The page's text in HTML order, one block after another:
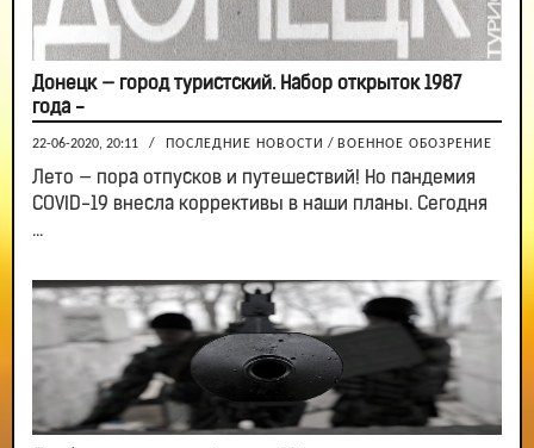
Донецк — город туристский. Набор открыток 1987
года -
22-06-2020, 20:11 / ПОСЛЕДНИЕ НОВОСТИ / ВОЕННОЕ ОБОЗРЕНИЕ
Лето — пора отпусков и путешествий! Но пандемия
COVID-19 внесла коррективы в наши планы. Сегодня
...